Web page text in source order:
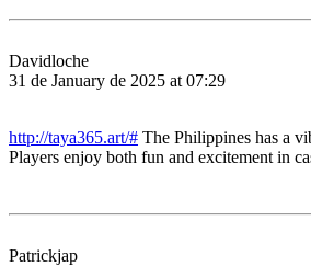
Davidloche
31 de January de 2025 at 07:29
http://taya365.art/# The Philippines has a
Players enjoy both fun and excitement in
Patrickjap